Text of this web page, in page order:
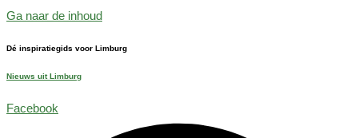
Ga naar de inhoud
Dé inspiratiegids voor Limburg
Nieuws uit Limburg
Facebook